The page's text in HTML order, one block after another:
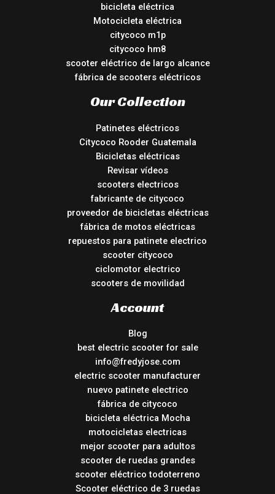
bicicleta eléctrica
Motocicleta eléctrica
citycoco m1p
citycoco hm8
scooter eléctrico de largo alcance
fábrica de scooters eléctricos
Our Collection
Patinetes eléctricos
Citycoco Rooder Guatemala
Bicicletas eléctricas
Revisar vídeos
scooters electricos
fabricante de citycoco
proveedor de bicicletas eléctricas
fábrica de motos eléctricas
repuestos para patinete electrico
scooter citycoco
ciclomotor electrico
scooters de movilidad
Account
Blog
best electric scooter for sale
info@fredyjose.com
electric scooter manufacturer
nuevo patinete electrico
fábrica de citycoco
bicicleta eléctrica Mocha
motocicletas electricas
mejor scooter para adultos
scooter de ruedas grandes
scooter eléctrico todoterreno
Scooter eléctrico de 3 ruedas